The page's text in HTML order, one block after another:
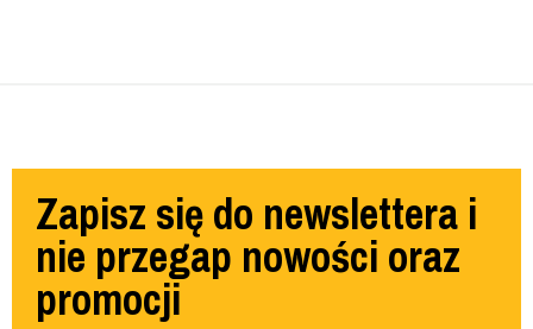
Zapisz się do newslettera i
nie przegap nowości oraz
promocji